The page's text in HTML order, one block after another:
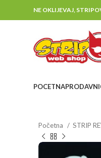
NE OKLIJEVAJ,
POCETNA
Početna STRIP